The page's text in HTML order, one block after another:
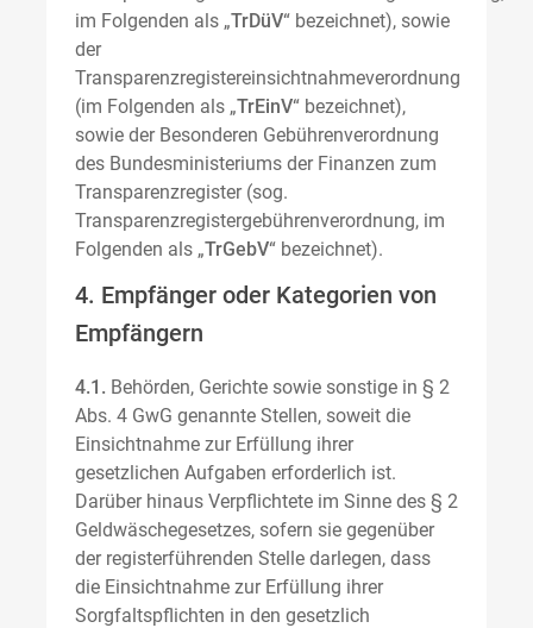
im Folgenden als „TrDüV“ bezeichnet), sowie
der
Transparenzregistereinsichtnahmeverordnung
(im Folgenden als „TrEinV“ bezeichnet),
sowie der Besonderen Gebührenverordnung
des Bundesministeriums der Finanzen zum
Transparenzregister (sog.
Transparenzregistergebührenverordnung, im
Folgenden als „TrGebV“ bezeichnet).
4. Empfänger oder Kategorien von
Empfängern
4.1. Behörden, Gerichte sowie sonstige in § 2
Abs. 4 GwG genannte Stellen, soweit die
Einsichtnahme zur Erfüllung ihrer
gesetzlichen Aufgaben erforderlich ist.
Darüber hinaus Verpflichtete im Sinne des § 2
Geldwäschegesetzes, sofern sie gegenüber
der registerführenden Stelle darlegen, dass
die Einsichtnahme zur Erfüllung ihrer
Sorgfaltspflichten in den gesetzlich